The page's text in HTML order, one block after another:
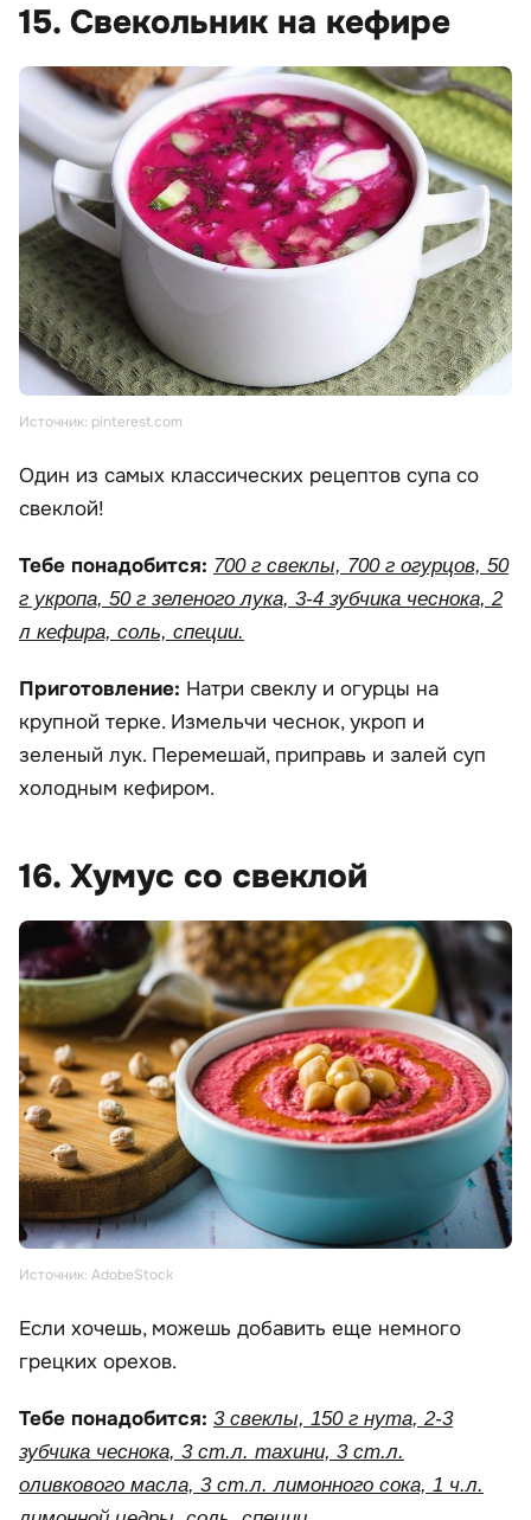
15. Свекольник на кефире
Источник: pinterest.com
Один из самых классических рецептов супа со
свеклой!
Тебе понадобится: 700 г свеклы, 700 г огурцов, 50
г укропа, 50 г зеленого лука, 3-4 зубчика чеснока, 2
л кефира, соль, специи.
Приготовление: Натри свеклу и огурцы на
крупной терке. Измельчи чеснок, укроп и
зеленый лук. Перемешай, приправь и залей суп
холодным кефиром.
16. Хумус со свеклой
Источник: AdobeStock
Если хочешь, можешь добавить еще немного
грецких орехов.
Тебе понадобится: 3 свеклы, 150 г нута, 2-3
зубчика чеснока, 3 ст.л. тахини, 3 ст.л.
оливкового масла, 3 ст.л. лимонного сока, 1 ч.л.